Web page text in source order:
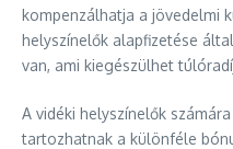
kompenzálhatja a jövedelmi
helyszínelők alapfizetése
van, ami kiegészülhet
A vidéki helyszínelők
tartozhatnak a különféle